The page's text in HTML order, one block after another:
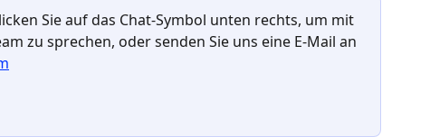
Sie auf das Chat-Symbol unten rechts, um mit
zu sprechen, oder senden Sie uns eine E-Mail an